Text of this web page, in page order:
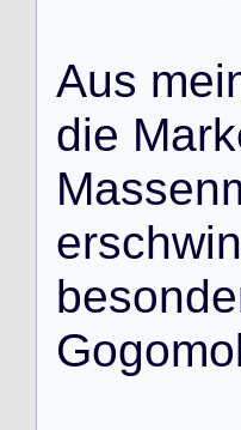
Aus mei
die Mark
Massen
erschwin
besonde
Gogomo